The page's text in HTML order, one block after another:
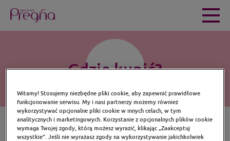
Gdzie kupić?
Witamy! Stosujemy niezbędne pliki cookie, aby zapewnić prawidłowe
funkcjonowanie serwisu. My i nasi partnerzy możemy również
wykorzystywać opcjonalne pliki cookie w innych celach, w tym
analitycznych i marketingowych. Korzystanie z opcjonalnych plików cookie
wymaga Twojej zgody, którą możesz wyrazić, klikając „Zaakceptuj
wszystkie”. Jeśli nie wyrażasz zgody na wykorzystywanie jakichkolwiek